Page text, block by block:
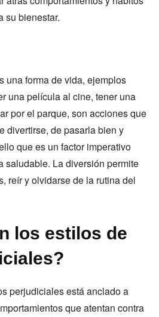
su bienestar.
una forma de vida, ejemplos
una película al cine, tener una
por el parque, son acciones que
divertirse, de pasarla bien y
que es un factor imperativo
saludable. La diversión permite
reír y olvidarse de la rutina del
los estilos de
perjudiciales está anclado a
que atentan contra